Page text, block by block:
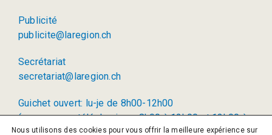
Publicité
publicite@laregion.ch
Secrétariat
secretariat@laregion.ch
Guichet ouvert: lu-je de 8h00-12h00
(permanence téléphonique: 8h00 à 12h00 et 13h00 à
17h00)
Nous utilisons des cookies pour vous offrir la meilleure expérience sur